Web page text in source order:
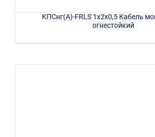
КПСнг(А)-FRLS 1х2х0,5 Кабель
огнестойкий